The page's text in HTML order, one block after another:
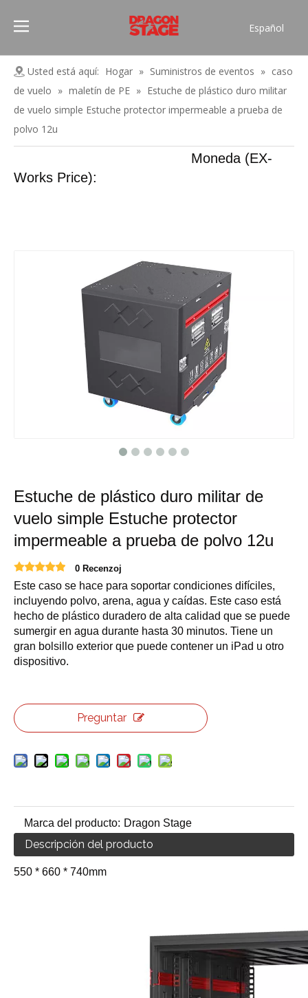
Español
Pусский
Français
العربية
English
Usted está aquí: Hogar » Suministros de eventos » caso
de vuelo » maletín de PE » Estuche de plástico duro militar
de vuelo simple Estuche protector impermeable a prueba de
polvo 12u
Moneda (EX-
Works Price):
Estuche de plástico duro militar de
vuelo simple Estuche protector
impermeable a prueba de polvo 12u
0 Recenzoj
Este caso se hace para soportar condiciones difíciles,
incluyendo polvo, arena, agua y caídas. Este caso está
hecho de plástico duradero de alta calidad que se puede
sumergir en agua durante hasta 30 minutos. Tiene un
gran bolsillo exterior que puede contener un iPad u otro
dispositivo.
Preguntar
Marca del producto: Dragon Stage
Descripción del producto
550 * 660 * 740mm